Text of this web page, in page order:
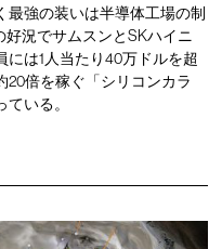
強の装いは半導体工場の制
況でサムスンとSKハイニ
には1人当たり40万ドルを超
20倍を稼ぐ「シリコンカラ
いる。